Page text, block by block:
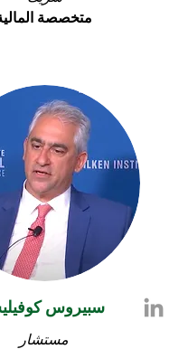
متخصصة
سبيروس
مستشار